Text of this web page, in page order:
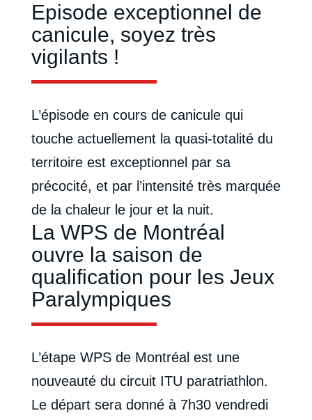
Episode exceptionnel de
canicule, soyez très
vigilants !
L’épisode en cours de canicule qui
touche actuellement la quasi-totalité du
territoire est exceptionnel par sa
précocité, et par l’intensité très marquée
de la chaleur le jour et la nuit.
La WPS de Montréal
ouvre la saison de
qualification pour les Jeux
Paralympiques
L’étape WPS de Montréal est une
nouveauté du circuit ITU paratriathlon.
Le départ sera donné à 7h30 vendredi